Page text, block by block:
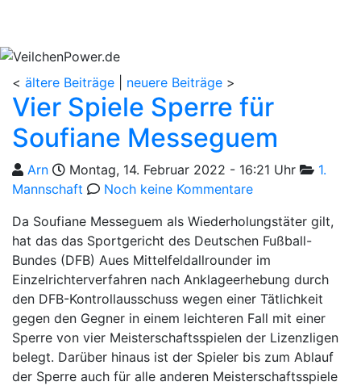
< ältere Beiträge neuere Beiträge >
Vier Spiele Sperre für
Soufiane Messeguem
Geschrieben von
Arn am Montag, 14. Februar 2022 - 16:21 Uhr
1.
Mannschaft
Noch keine Kommentare
Da Soufiane Messeguem als Wiederholungstäter gilt,
hat das das Sportgericht des Deutschen Fußball-
Bundes (DFB) Aues Mittelfeldallrounder im
Einzelrichterverfahren nach Anklageerhebung durch
den DFB-Kontrollausschuss wegen einer Tätlichkeit
gegen den Gegner in einem leichteren Fall mit einer
Sperre von vier Meisterschaftsspielen der Lizenzligen
belegt. Darüber hinaus ist der Spieler bis zum Ablauf
der Sperre auch für alle anderen Meisterschaftsspiele